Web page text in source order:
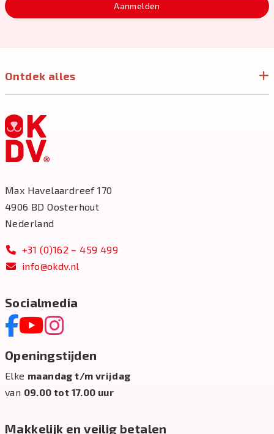
Aanmelden
Ontdek alles
Max Havelaardreef 170
4906 BD Oosterhout
Nederland
+31 (0)162 – 459 499
info@okdv.nl
Socialmedia
Openingstijden
Elke maandag t/m vrijdag
van 09.00 tot 17.00 uur
Makkelijk en veilig betalen